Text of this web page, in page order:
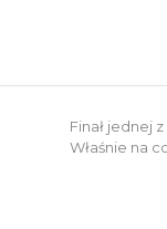
Finał jednej
Właśnie na